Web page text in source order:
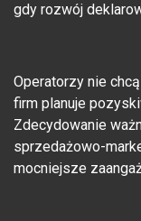
gdy rozwój
Operatorzy nie
firm planuje
Zdecydowanie
sprzedażowo-
mocniejsze